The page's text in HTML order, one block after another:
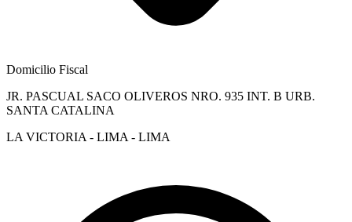
Domicilio Fiscal
JR. PASCUAL SACO OLIVEROS NRO. 935 INT. B URB.
SANTA CATALINA
LA VICTORIA - LIMA - LIMA